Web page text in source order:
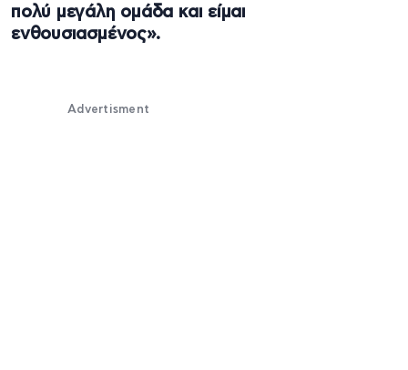
πολύ μεγάλη ομάδα και είμαι
ενθουσιασμένος».
Advertisment